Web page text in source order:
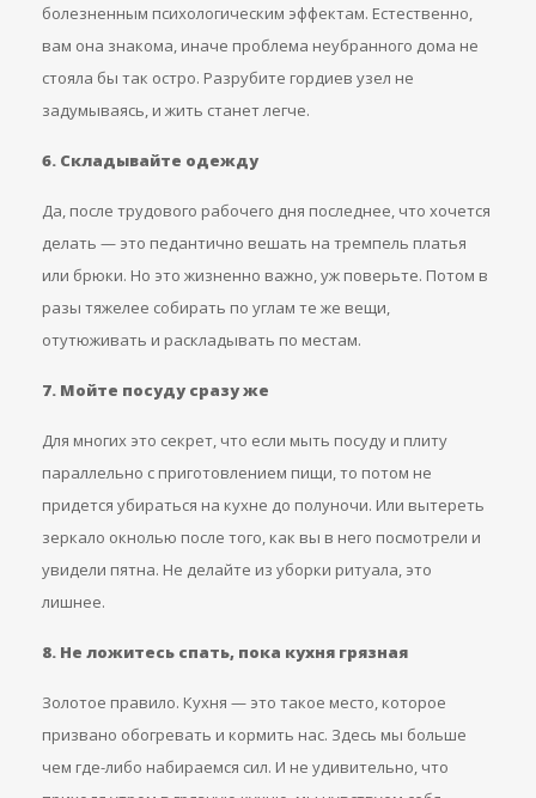
болезненным психологическим эффектам. Естественно,
вам она знакома, иначе проблема неубранного дома не
стояла бы так остро. Разрубите гордиев узел не
задумываясь, и жить станет легче.
6. Складывайте одежду
Да, после трудового рабочего дня последнее, что хочется
делать — это педантично вешать на тремпель платья
или брюки. Но это жизненно важно, уж поверьте. Потом в
разы тяжелее собирать по углам те же вещи,
отутюживать и раскладывать по местам.
7. Мойте посуду сразу же
Для многих это секрет, что если мыть посуду и плиту
параллельно с приготовлением пищи, то потом не
придется убираться на кухне до полуночи. Или вытереть
зеркало окнолью после того, как вы в него посмотрели и
увидели пятна. Не делайте из уборки ритуала, это
лишнее.
8. Не ложитесь спать, пока кухня грязная
Золотое правило. Кухня — это такое место, которое
призвано обогревать и кормить нас. Здесь мы больше
чем где-либо набираемся сил. И не удивительно, что